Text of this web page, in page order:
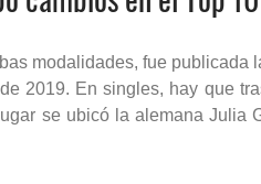
modalidades, fue publicada
2019. En singles, hay que
se ubicó la alemana Julia